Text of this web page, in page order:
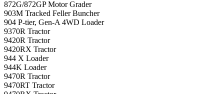
872G/872GP Motor Grader
903M Tracked Feller Buncher
904 P-tier, Gen-A 4WD Loader
9370R Tractor
9420R Tractor
9420RX Tractor
944 X Loader
944K Loader
9470R Tractor
9470RT Tractor